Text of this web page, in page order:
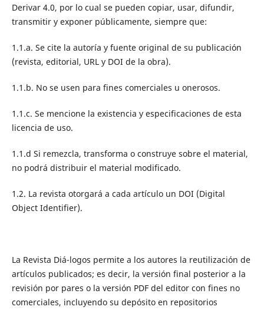
Derivar 4.0, por lo cual se pueden copiar, usar, difundir,
transmitir y exponer públicamente, siempre que:
1.1.a. Se cite la autoría y fuente original de su publicación
(revista, editorial, URL y DOI de la obra).
1.1.b. No se usen para fines comerciales u onerosos.
1.1.c. Se mencione la existencia y especificaciones de esta
licencia de uso.
1.1.d Si remezcla, transforma o construye sobre el material,
no podrá distribuir el material modificado.
1.2. La revista otorgará a cada artículo un DOI (Digital
Object Identifier).
La Revista Diá-logos permite a los autores la reutilización de
artículos publicados; es decir, la versión final posterior a la
revisión por pares o la versión PDF del editor con fines no
comerciales, incluyendo su depósito en repositorios